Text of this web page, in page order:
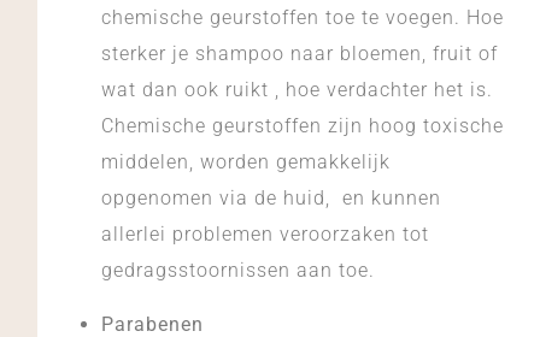
chemische geurstoffen toe te voegen. Hoe
sterker je shampoo naar bloemen, fruit of
wat dan ook ruikt , hoe verdachter het is.
Chemische geurstoffen zijn hoog toxische
middelen, worden gemakkelijk
opgenomen via de huid, en kunnen
allerlei problemen veroorzaken tot
gedragsstoornissen aan toe.
Parabenen